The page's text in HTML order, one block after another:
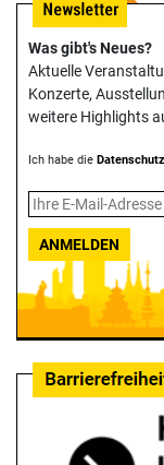
Was gibt's Neues?
Aktuelle
Konzerte,
weitere Highlights
Ich habe die
ANMELDEN